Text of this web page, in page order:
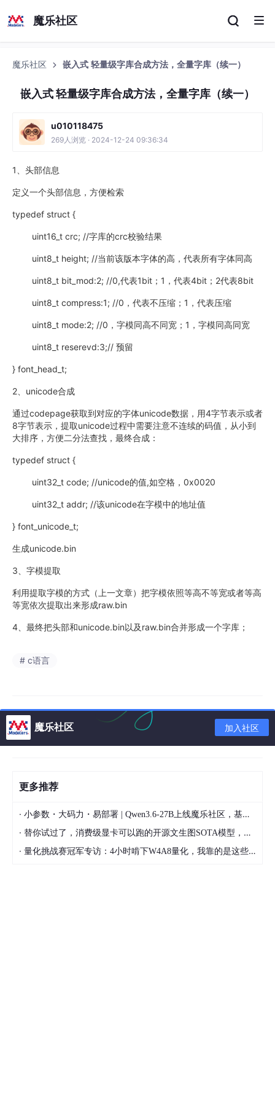
魔乐社区
魔乐社区 嵌入式 轻量级字库合成方法，全量字库（续一）
嵌入式 轻量级字库合成方法，全量字库（续一）
u010118475
269人浏览 · 2024-12-24 09:36:34
1、头部信息
定义一个头部信息，方便检索
typedef struct {
uint16_t crc; //字库的crc校验结果
uint8_t height; //当前该版本字体的高，代表所有字体同高
uint8_t bit_mod:2; //0,代表1bit；1，代表4bit；2代表8bit
uint8_t compress:1; //0，代表不压缩；1，代表压缩
uint8_t mode:2; //0，字模同高不同宽；1，字模同高同宽
uint8_t reserevd:3;// 预留
} font_head_t;
2、unicode合成
通过codepage获取到对应的字体unicode数据，用4字节表示或者
8字节表示，提取unicode过程中需要注意不连续的码值，从小到
大排序，方便二分法查找，最终合成：
typedef struct {
uint32_t code; //unicode的值,如空格，0x0020
uint32_t addr; //该unicode在字模中的地址值
} font_unicode_t;
生成unicode.bin
3、字模提取
利用提取字模的方式（上一文章）把字模依照等高不等宽或者等高
等宽依次提取出来形成raw.bin
4、最终把头部和unicode.bin以及raw.bin合并形成一个字库；
# c语言
魔乐社区 加入社区
更多推荐
· 小参数・大码力・易部署 | Qwen3.6-27B上线魔乐社区，基于昇腾的部署教程来了
· 替你试过了，消费级显卡可以跑的开源文生图SOTA模型，顶级渲染、高密度文本绘图
· 量化挑战赛冠军专访：4小时啃下W4A8量化，我靠的是这些经验